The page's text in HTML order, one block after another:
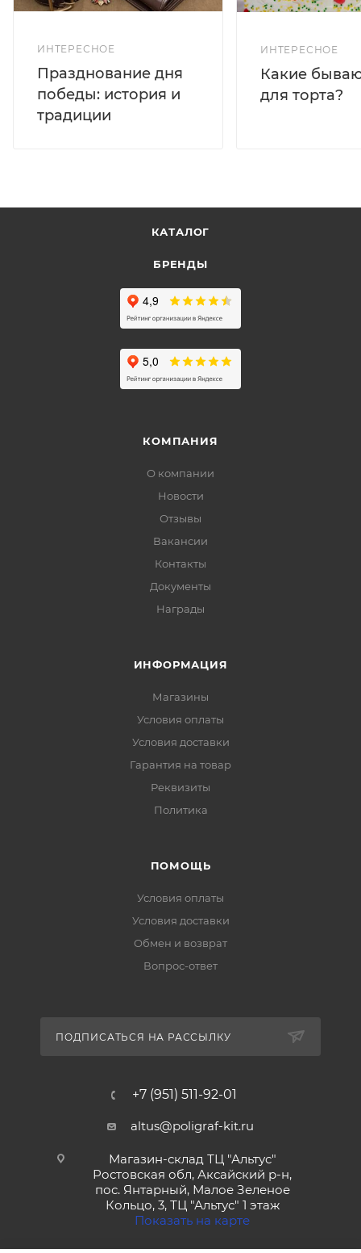
ИНТЕРЕСНОЕ
Празднование дня
победы: история и
традиции
ИНТЕРЕСНОЕ
Какие
для торта?
КАТАЛОГ
БРЕНДЫ
КОМПАНИЯ
О компании
Новости
Отзывы
Вакансии
Контакты
Документы
Награды
ИНФОРМАЦИЯ
Магазины
Условия оплаты
Условия доставки
Гарантия на товар
Реквизиты
Политика
ПОМОЩЬ
Условия оплаты
Условия доставки
Обмен и возврат
Вопрос-ответ
ПОДПИСАТЬСЯ НА РАССЫЛКУ
+7 (951) 511-92-01
altus@poligraf-kit.ru
Магазин-склад ТЦ "Альтус"
Ростовская обл, Аксайский р-н,
пос. Янтарный, Малое Зеленое
Кольцо, 3, ТЦ "Альтус" 1 этаж
Показать на карте